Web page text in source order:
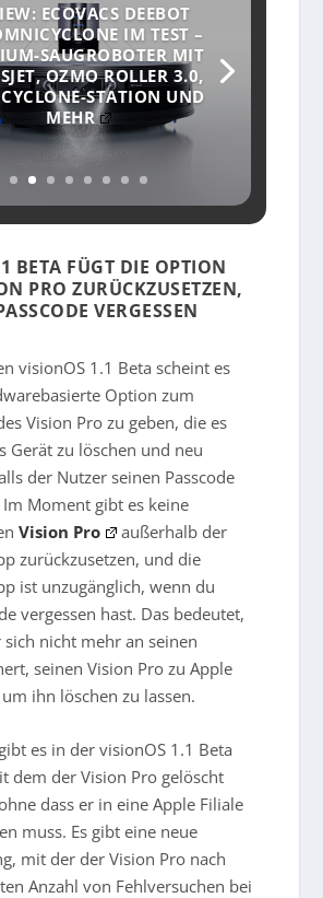
ECOVACS DEEBOT
IM TEST –
SAUGROBOTER MIT
OZMO ROLLER 3.0,
STATION UND
MEHR
BETA FÜGT DIE OPTION
PRO ZURÜCKZUSETZEN,
VERGESSEN
visionOS 1.1 Beta scheint es
Option zum
Vision Pro zu geben, die es
Gerät zu löschen und neu
der Nutzer seinen Passcode
Moment gibt es keine
Vision Pro
außerhalb der
zurückzusetzen, und die
ist unzugänglich, wenn du
vergessen hast. Das bedeutet,
sich nicht mehr an seinen
seinen Vision Pro zu Apple
ihn löschen zu lassen.
es in der visionOS 1.1 Beta
dem der Vision Pro gelöscht
dass er in eine Apple Filiale
muss. Es gibt eine neue
mit der der Vision Pro nach
Anzahl von Fehlversuchen bei